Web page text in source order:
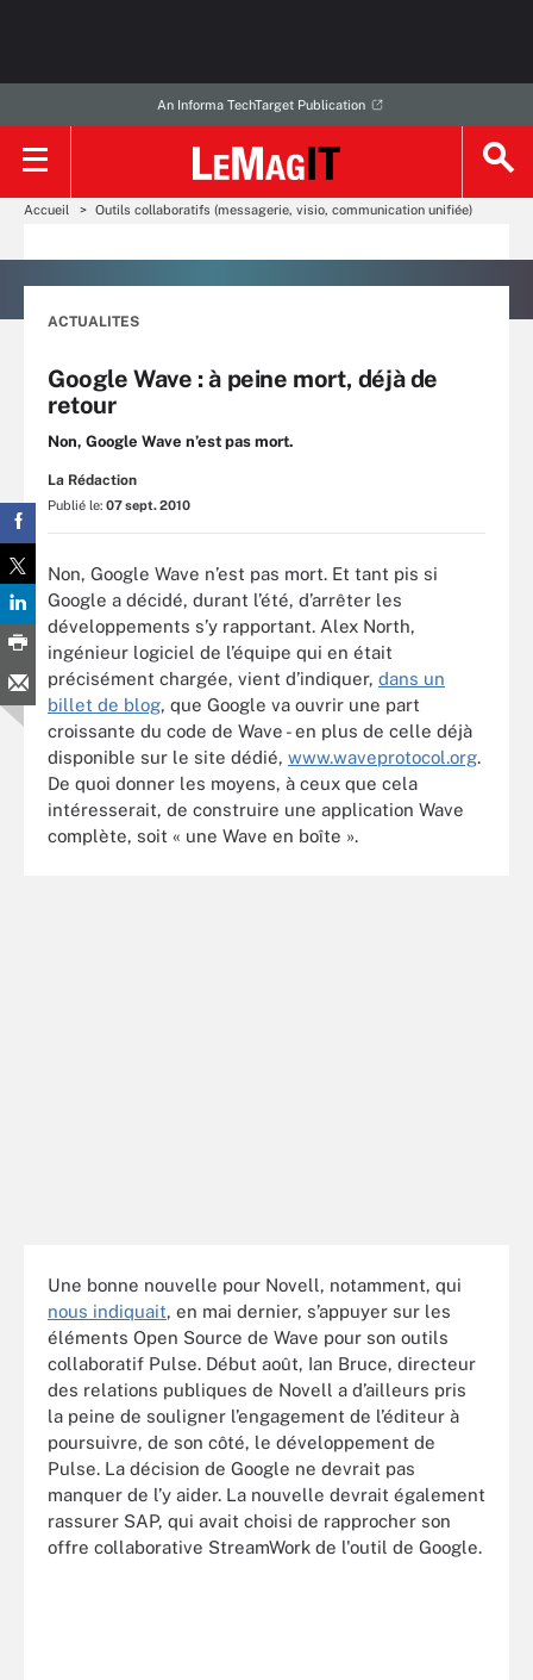
An Informa TechTarget Publication
Accueil Outils collaboratifs (messagerie, visio, communication unifiée)
ACTUALITES
Google Wave : à peine mort, déjà de
retour
Non, Google Wave n’est pas mort.
La Rédaction
Publié le: 07 sept. 2010
Non, Google Wave n’est pas mort. Et tant pis si
Google a décidé, durant l’été, d’arrêter les
développements s’y rapportant. Alex North,
ingénieur logiciel de l’équipe qui en était
précisément chargée, vient d’indiquer, dans un
billet de blog, que Google va ouvrir une part
croissante du code de Wave - en plus de celle déjà
disponible sur le site dédié, www.waveprotocol.org.
De quoi donner les moyens, à ceux que cela
intéresserait, de construire une application Wave
complète, soit « une Wave en boîte ».
Une bonne nouvelle pour Novell, notamment, qui
nous indiquait, en mai dernier, s’appuyer sur les
éléments Open Source de Wave pour son outils
collaboratif Pulse. Début août, Ian Bruce, directeur
des relations publiques de Novell a d’ailleurs pris
la peine de souligner l’engagement de l’éditeur à
poursuivre, de son côté, le développement de
Pulse. La décision de Google ne devrait pas
manquer de l’y aider. La nouvelle devrait également
rassurer SAP, qui avait choisi de rapprocher son
offre collaborative StreamWork de l'outil de Google.